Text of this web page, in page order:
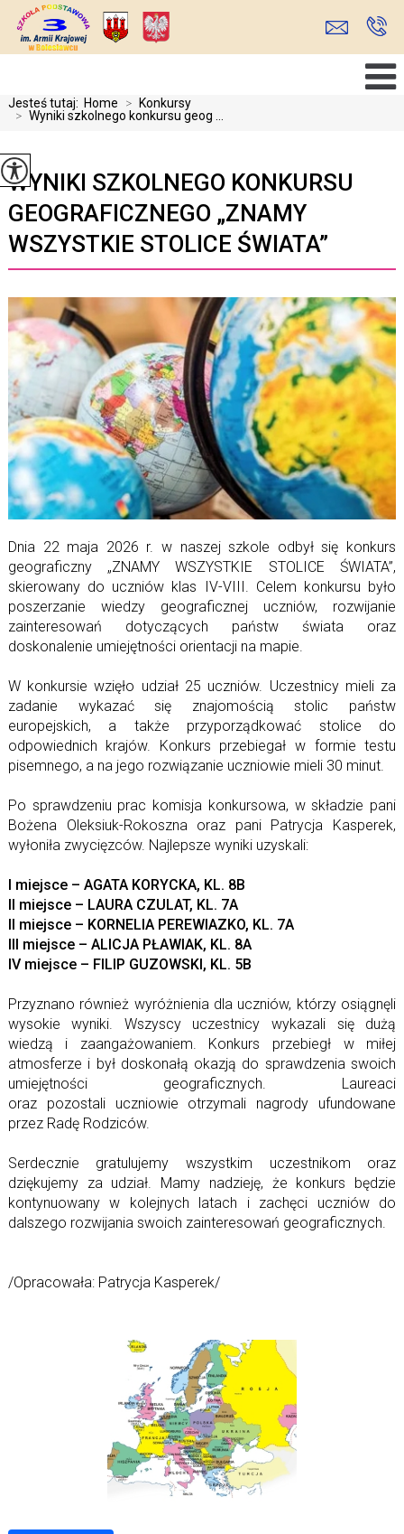
Jesteś tutaj: Home >
Konkursy
> Wyniki szkolnego konkursu geog ...
WYNIKI SZKOLNEGO KONKURSU
GEOGRAFICZNEGO „ZNAMY
WSZYSTKIE STOLICE ŚWIATA”
Dnia 22 maja 2026 r. w naszej szkole odbył się konkurs
geograficzny „ZNAMY WSZYSTKIE STOLICE ŚWIATA”,
skierowany do uczniów klas IV-VIII. Celem konkursu było
poszerzanie wiedzy geograficznej uczniów, rozwijanie
zainteresowań dotyczących państw świata oraz
doskonalenie umiejętności orientacji na mapie.
W konkursie wzięło udział 25 uczniów. Uczestnicy mieli za
zadanie wykazać się znajomością stolic państw
europejskich, a także przyporządkować stolice do
odpowiednich krajów. Konkurs przebiegał w formie testu
pisemnego, a na jego rozwiązanie uczniowie mieli 30 minut.
Po sprawdzeniu prac komisja konkursowa, w składzie pani
Bożena Oleksiuk-Rokoszna oraz pani Patrycja Kasperek,
wyłoniła zwycięzców. Najlepsze wyniki uzyskali:
I miejsce – AGATA KORYCKA, KL. 8B
II miejsce – LAURA CZULAT, KL. 7A
II miejsce – KORNELIA PEREWIAZKO, KL. 7A
III miejsce – ALICJA PŁAWIAK, KL. 8A
IV miejsce – FILIP GUZOWSKI, KL. 5B
Przyznano również wyróżnienia dla uczniów, którzy osiągnęli
wysokie wyniki. Wszyscy uczestnicy wykazali się dużą
wiedzą i zaangażowaniem. Konkurs przebiegł w miłej
atmosferze i był doskonałą okazją do sprawdzenia swoich
umiejętności geograficznych. Laureaci
oraz pozostali uczniowie otrzymali nagrody ufundowane
przez Radę Rodziców.
Serdecznie gratulujemy wszystkim uczestnikom oraz
dziękujemy za udział. Mamy nadzieję, że konkurs będzie
kontynuowany w kolejnych latach i zachęci uczniów do
dalszego rozwijania swoich zainteresowań geograficznych.
/Opracowała: Patrycja Kasperek/